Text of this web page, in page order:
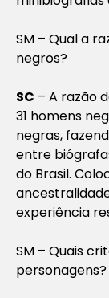
SM – Qual a
negros?
SC – A razão
31 homens
negras,
entre
do Brasil.
experiência
SM – Quais
personagens?